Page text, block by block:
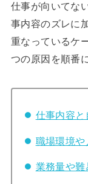
仕事が向いてな
事内容のズレに
重なっているケ
つの原因を順番
仕事内容
職場環境
業務量や難